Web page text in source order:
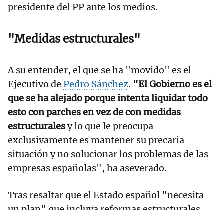
presidente del PP ante los medios.
"Medidas estructurales"
A su entender, el que se ha "movido" es el
Ejecutivo de Pedro Sánchez. "El Gobierno es el
que se ha alejado porque intenta liquidar todo
esto con parches en vez de con medidas
estructuralesy lo que le preocupa
exclusivamente es mantener su precaria
situación y no solucionar los problemas de las
empresas españolas", ha aseverado.
Tras resaltar que el Estado español "necesita